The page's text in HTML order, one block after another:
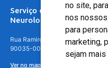
no site,
nos
para
marketing,
sejam
Serviço de
Neurologia
Rua Ramiro Barcelos, 630 – 5º
90035-001
Ver no mapa